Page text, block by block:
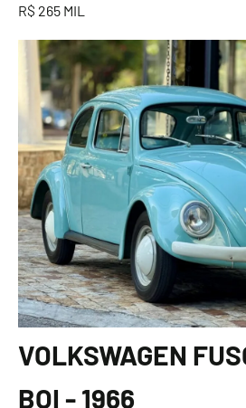
R$ 265 MIL
VOLKSWAGEN
BOI - 1966